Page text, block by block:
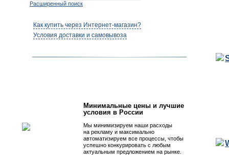
Расширенный поиск
Как купить через Интернет-магазин?
Условия доставки и самовывоза
Минимальные цены и лучшие
условия в России
Мы минимизируем наши расходы
на рекламу и максимально
автоматизируем все процессы, чтобы
успешно конкурировать с любым
актуальным предложением на рынке.